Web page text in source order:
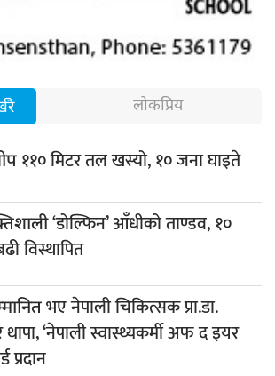
लोकप्रिय
११० मिटर तल खस्यो, १० जना घाइते
‘डोल्फिन’ आँधीको ताण्डव, १०
विस्थापित
भए नेपाली चिकित्सक प्रा.डा.
‘नेपाली स्वास्थ्यकर्मी अफ द इयर
प्रदान